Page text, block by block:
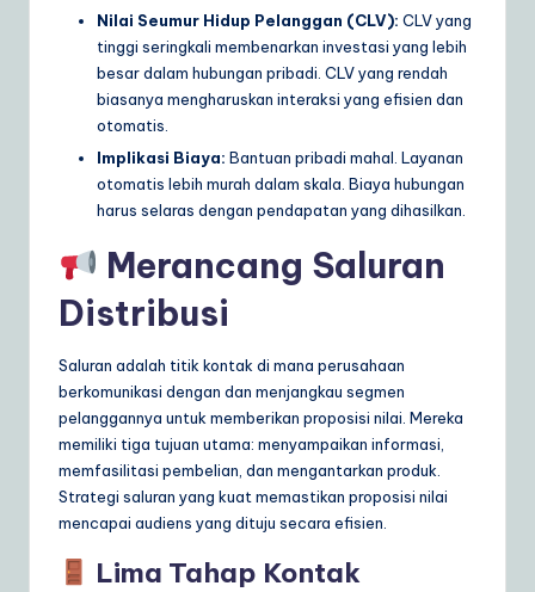
Nilai Seumur Hidup Pelanggan (CLV): CLV yang
tinggi seringkali membenarkan investasi yang lebih
besar dalam hubungan pribadi. CLV yang rendah
biasanya mengharuskan interaksi yang efisien dan
otomatis.
Implikasi Biaya: Bantuan pribadi mahal. Layanan
otomatis lebih murah dalam skala. Biaya hubungan
harus selaras dengan pendapatan yang dihasilkan.
Merancang Saluran
Distribusi
Saluran adalah titik kontak di mana perusahaan
berkomunikasi dengan dan menjangkau segmen
pelanggannya untuk memberikan proposisi nilai. Mereka
memiliki tiga tujuan utama: menyampaikan informasi,
memfasilitasi pembelian, dan mengantarkan produk.
Strategi saluran yang kuat memastikan proposisi nilai
mencapai audiens yang dituju secara efisien.
Lima Tahap Kontak